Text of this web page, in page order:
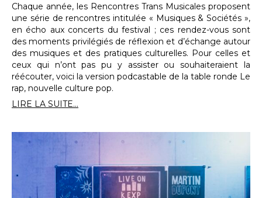
Chaque année, les Rencontres Trans Musicales proposent
une série de rencontres intitulée « Musiques & Sociétés »,
en écho aux concerts du festival ; ces rendez-vous sont
des moments privilégiés de réflexion et d’échange autour
des musiques et des pratiques culturelles. Pour celles et
ceux qui n’ont pas pu y assister ou souhaiteraient la
réécouter, voici la version podcastable de la table ronde Le
rap, nouvelle culture pop.
LIRE LA SUITE...